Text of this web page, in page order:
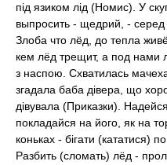
під язиком лід (Номис). У
выпросить - щедрий, - серед
Злоба что лёд, до тепла
кем лёд трещит, а под нами
з наспою. Схватилась
згадала баба дівера, що
дівувала (Приказки).
покладайся на його, як на
коньках - бігати (кататися)
Разбить (сломать) лёд -